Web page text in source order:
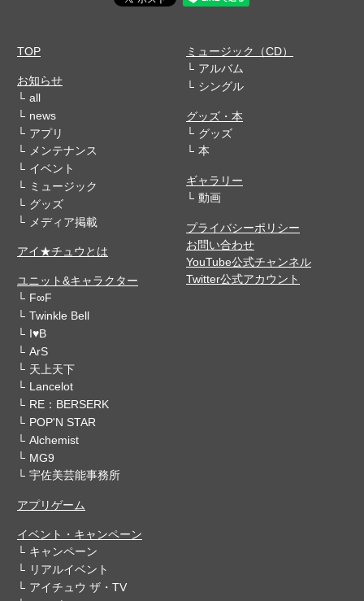
TOP
お知らせ
all
news
アプリ
メンテナンス
イベント
ミュージック
グッズ
メディア掲載
アイ★チュウとは
ユニット&キャラクター
F∞F
Twinkle Bell
I♥B
ArS
天上天下
Lancelot
RE：BERSERK
POP'N STAR
Alchemist
MG9
宇佐美芸能事務所
アプリゲーム
イベント・キャンペーン
キャンペーン
リアルイベント
アイチュウ ザ・TV
ミュージック（CD）
アルバム
シングル
グッズ・本
グッズ
本
ギャラリー
動画
プライバシーポリシー
お問い合わせ
YouTube公式チャンネル
Twitter公式アカウント